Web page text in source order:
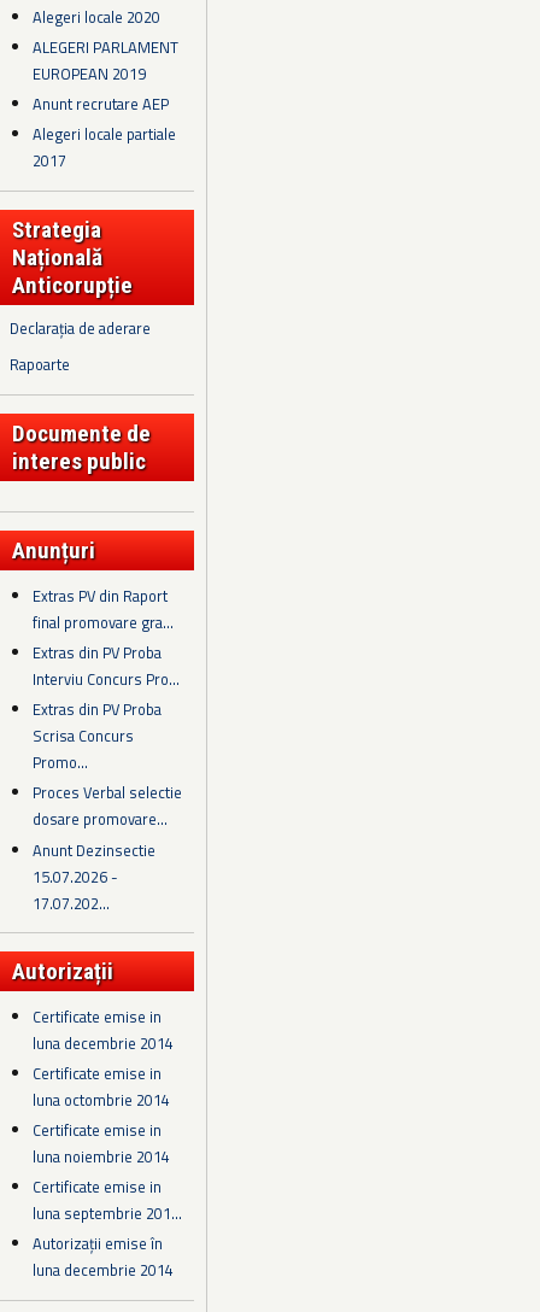
Alegeri locale 2020
ALEGERI PARLAMENT
EUROPEAN 2019
Anunt recrutare AEP
Alegeri locale partiale
2017
Strategia
Națională
Anticorupție
Declarația de aderare
Rapoarte
Documente de
interes public
Anunțuri
Extras PV din Raport
final promovare gra...
Extras din PV Proba
Interviu Concurs Pro...
Extras din PV Proba
Scrisa Concurs
Promo...
Proces Verbal selectie
dosare promovare...
Anunt Dezinsectie
15.07.2026 -
17.07.202...
Autorizații
Certificate emise in
luna decembrie 2014
Certificate emise in
luna octombrie 2014
Certificate emise in
luna noiembrie 2014
Certificate emise in
luna septembrie 201...
Autorizații emise în
luna decembrie 2014